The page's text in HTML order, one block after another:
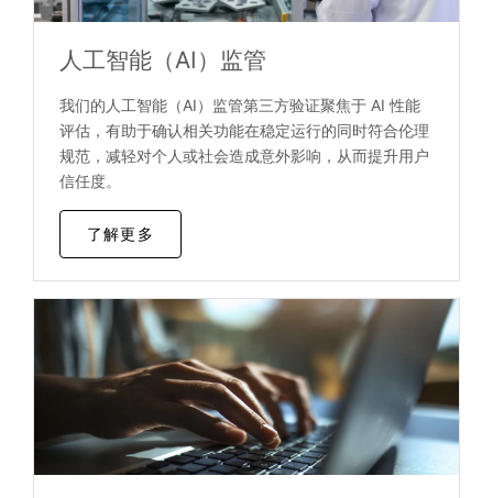
人工智能（AI）监管
我们的人工智能（AI）监管第三方验证聚焦于 AI 性能
评估，有助于确认相关功能在稳定运行的同时符合伦理
规范，减轻对个人或社会造成意外影响，从而提升用户
信任度。
了解更多